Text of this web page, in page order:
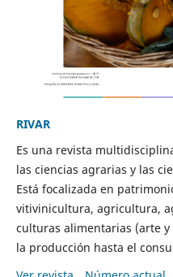
RIVAR
Es una revista
las ciencias agrarias y las
Está focalizada en
vitivinicultura, agricultura,
culturas alimentarias (arte
la producción hasta el